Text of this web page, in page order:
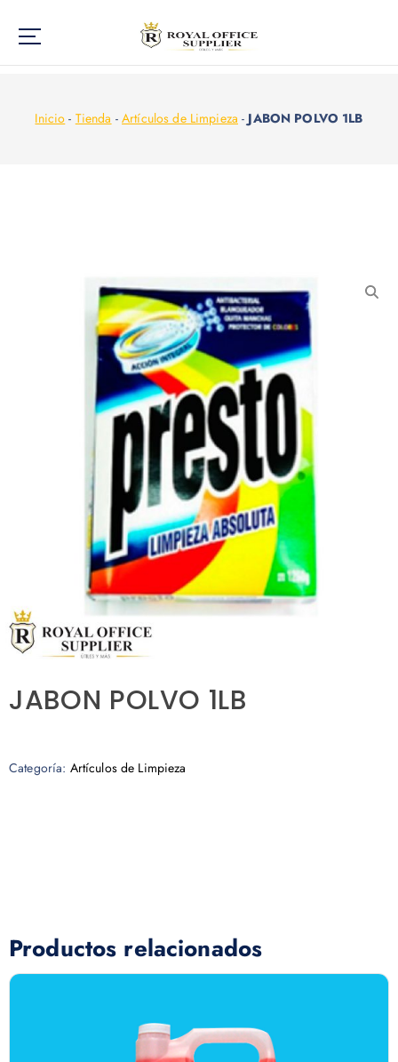
Inicio - Tienda -Artículos de Limpieza - JABON POLVO 1LB
JABON POLVO 1LB
Categoría: Artículos de Limpieza
Productos relacionados